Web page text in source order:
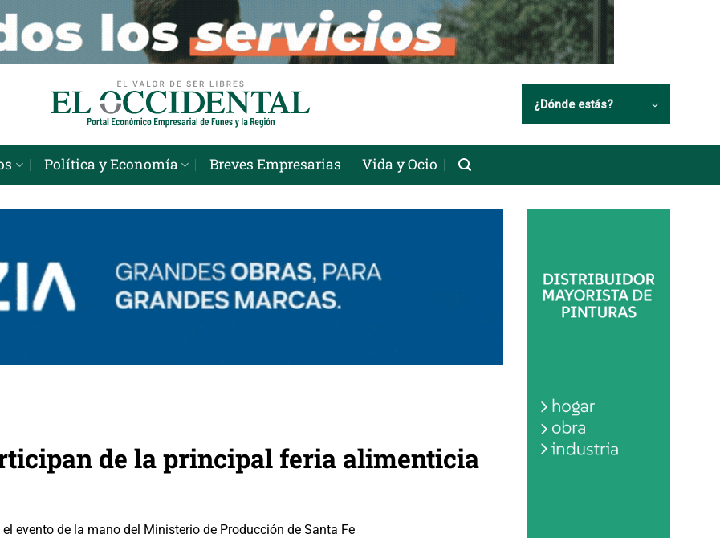
¿Dónde estás?
Política y Economía Breves Empresarias Vida y Ocio
de la principal feria alimenticia
evento de la mano del Ministerio de Producción de Santa Fe